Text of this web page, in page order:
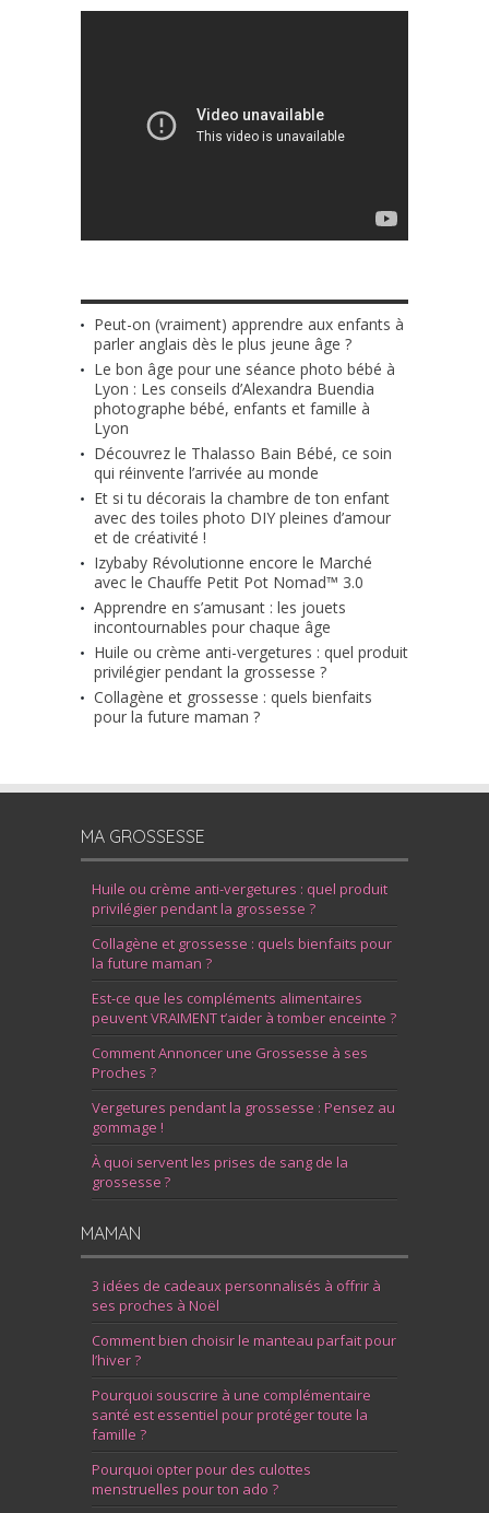
Peut-on (vraiment) apprendre aux enfants à
parler anglais dès le plus jeune âge ?
Le bon âge pour une séance photo bébé à
Lyon : Les conseils d’Alexandra Buendia
photographe bébé, enfants et famille à
Lyon
Découvrez le Thalasso Bain Bébé, ce soin
qui réinvente l’arrivée au monde
Et si tu décorais la chambre de ton enfant
avec des toiles photo DIY pleines d’amour
et de créativité !
Izybaby Révolutionne encore le Marché
avec le Chauffe Petit Pot Nomad™ 3.0
Apprendre en s’amusant : les jouets
incontournables pour chaque âge
Huile ou crème anti-vergetures : quel produit
privilégier pendant la grossesse ?
Collagène et grossesse : quels bienfaits
pour la future maman ?
MA GROSSESSE
Huile ou crème anti-vergetures : quel produit
privilégier pendant la grossesse ?
Collagène et grossesse : quels bienfaits pour
la future maman ?
Est-ce que les compléments alimentaires
peuvent VRAIMENT t’aider à tomber enceinte ?
Comment Annoncer une Grossesse à ses
Proches ?
Vergetures pendant la grossesse : Pensez au
gommage !
À quoi servent les prises de sang de la
grossesse ?
MAMAN
3 idées de cadeaux personnalisés à offrir à
ses proches à Noël
Comment bien choisir le manteau parfait pour
l’hiver ?
Pourquoi souscrire à une complémentaire
santé est essentiel pour protéger toute la
famille ?
Pourquoi opter pour des culottes
menstruelles pour ton ado ?